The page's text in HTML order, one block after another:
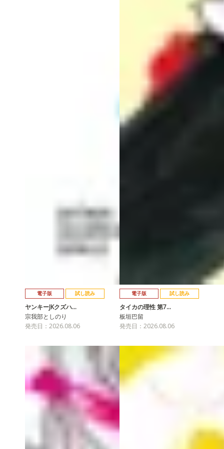
電子版 試し読み
ヤンキーJKクズハ…
宗我部としのり
発売日：2026.08.06
電子版 試し読み
タイカの理性 第7…
板垣巴留
発売日：2026.08.06